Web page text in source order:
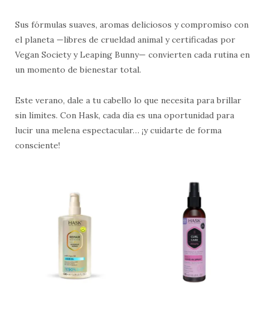
Sus fórmulas suaves, aromas deliciosos y compromiso con
el planeta —libres de crueldad animal y certificadas por
Vegan Society y Leaping Bunny— convierten cada rutina en
un momento de bienestar total.
Este verano, dale a tu cabello lo que necesita para brillar
sin límites. Con Hask, cada día es una oportunidad para
lucir una melena espectacular… ¡y cuidarte de forma
consciente!